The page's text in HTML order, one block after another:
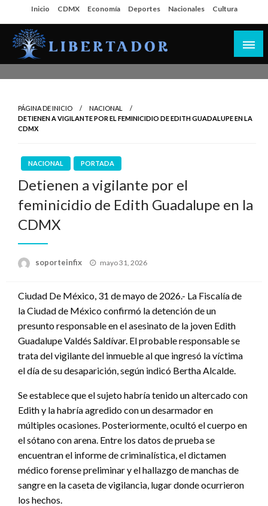
al
contenido
Inicio CDMX Economía Deportes Nacionales Cultura
PÁGINA DE INICIO
NACIONAL
DETIENEN A VIGILANTE POR EL FEMINICIDIO DE EDITH GUADALUPE EN LA
CDMX
NACIONAL PORTADA
Detienen a vigilante por el
feminicidio de Edith Guadalupe en la
CDMX
soporteinfix
Publicado
mayo 31, 2026
Ciudad De México, 31 de mayo de 2026.- La Fiscalía de
la Ciudad de México confirmó la detención de un
presunto responsable en el asesinato de la joven Edith
Guadalupe Valdés Saldívar. El probable responsable se
trata del vigilante del inmueble al que ingresó la víctima
el día de su desaparición, según indicó Bertha Alcalde.
Se establece que el sujeto habría tenido un altercado con
Edith y la habría agredido con un desarmador en
múltiples ocasiones. Posteriormente, ocultó el cuerpo en
el sótano con arena. Entre los datos de prueba se
encuentran el informe de criminalística, el dictamen
médico forense preliminar y el hallazgo de manchas de
sangre en la caseta de vigilancia, lugar donde ocurrieron
los hechos.